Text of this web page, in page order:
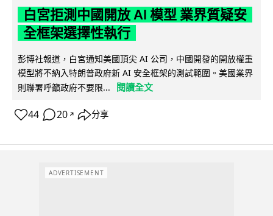
白宮拒測中國開放 AI 模型 業界質疑安
全框架選擇性執行
彭博社報道，白宮通知美國頂尖 AI 公司，中國開發的開放權重
模型將不納入特朗普政府新 AI 安全框架的測試範圍。美國業界
則聯署呼籲政府不要限...
閱讀全文
44 20 ↗ 分享
ADVERTISEMENT